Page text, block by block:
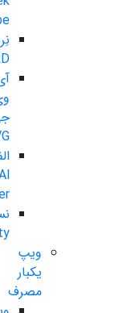
ویپ
یکبار
مصرف